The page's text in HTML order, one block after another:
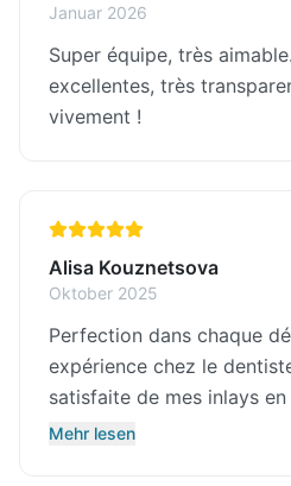
Januar 2026
Super équipe, très
excellentes, très
vivement !
Alisa Kouznetsova
Oktober 2025
Perfection dans chaque
expérience chez le
satisfaite de mes inlays
l'air absolument naturels et
Perfection dans chaque
expérience chez le
satisfaite de mes inlays
l'air absolument naturels et
Mehr lesen